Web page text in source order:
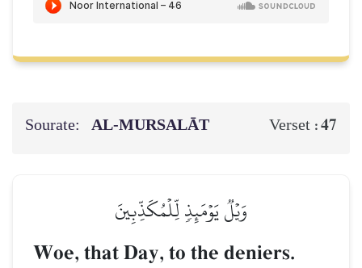
Sourate: AL‑MURSALĀT Verset :47
وَيۡلٞ يَوۡمَئِذٖ لِّلۡمُكَذِّبِينَ
Woe, that Day, to the deniers.